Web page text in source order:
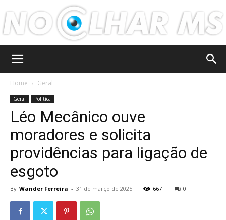
Olhar
MS
Home Geral
Geral Politíca
Léo Mecânico ouve
moradores e solicita
providências para ligação de
esgoto
By Wander Ferreira - 31 de março de 2025 667 0